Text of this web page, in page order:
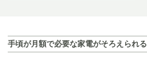
手頃が月額で必要な家電がそろえられる